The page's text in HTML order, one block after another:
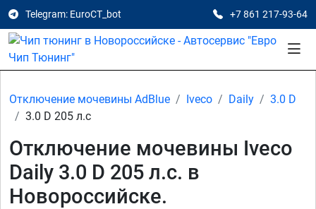
Telegram: EuroCT_bot +7 861 217-93-64
Отключение мочевины AdBlue Iveco Daily
3.0 D
3.0 D 205 л.с
Отключение мочевины Iveco
Daily 3.0 D 205 л.с. в
Новороссийске.